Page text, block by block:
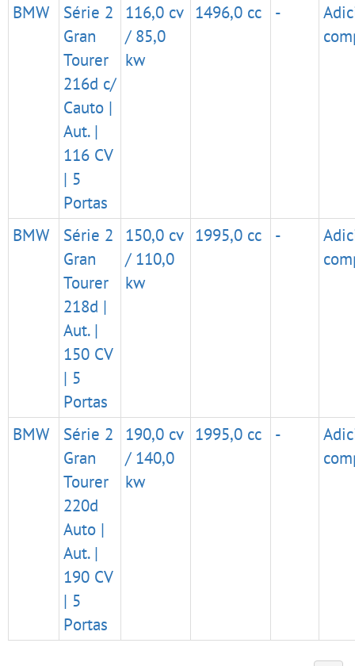
BMW
Série 2
Gran
Tourer
216d c/
Cauto |
Aut. |
116 CV
| 5
Portas
116,0 cv
/ 85,0
kw
1496,0 cc -
BMW
Série 2
Gran
Tourer
218d |
Aut. |
150 CV
| 5
Portas
150,0 cv
/ 110,0
kw
1995,0 cc -
BMW
Série 2
Gran
Tourer
220d
Auto |
Aut. |
190 CV
| 5
Portas
190,0 cv
/ 140,0
kw
1995,0 cc -